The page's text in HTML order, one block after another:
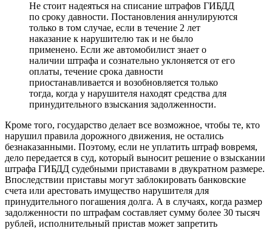
Не стоит надеяться на списание штрафов ГИБДД
по сроку давности. Постановления аннулируются
только в том случае, если в течение 2 лет
наказание к нарушителю так и не было
применено. Если же автомобилист знает о
наличии штрафа и сознательно уклоняется от его
оплаты, течение срока давности
приостанавливается и возобновляется только
тогда, когда у нарушителя находят средства для
принудительного взыскания задолженности.
Кроме того, государство делает все возможное, чтобы те, кто
нарушил правила дорожного движения, не остались
безнаказанными. Поэтому, если не уплатить штраф вовремя,
дело передается в суд, который выносит решение о взыскании
штрафа ГИБДД судебными приставами в двукратном размере.
Впоследствии приставы могут заблокировать банковские
счета или арестовать имущество нарушителя для
принудительного погашения долга. А в случаях, когда размер
задолженности по штрафам составляет сумму более 30 тысяч
рублей, исполнительный пристав может запретить